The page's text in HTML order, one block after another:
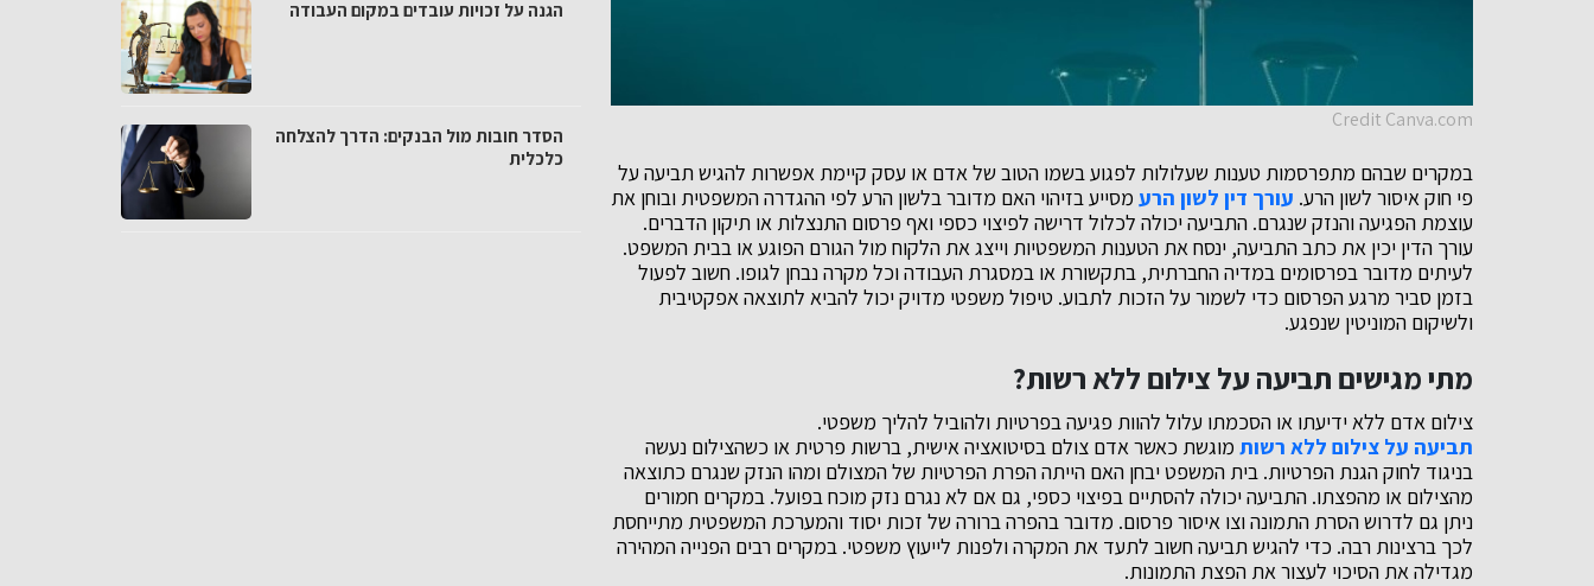
Credit Canva.com
במקרים שבהם מתפרסמות טענות שעלולות לפגוע בשמו הטוב של אדם או עסק קיימת אפשרות להגיש תביעה על
פי חוק איסור לשון הרע. עורך דין לשון הרע מסייע בזיהוי האם מדובר בלשון הרע לפי ההגדרה המשפטית ובוחן את
עוצמת הפגיעה והנזק שנגרם. התביעה יכולה לכלול דרישה לפיצוי כספי ואף פרסום התנצלות או תיקון הדברים.
עורך הדין יכין את כתב התביעה, ינסח את הטענות המשפטיות וייצג את הלקוח מול הגורם הפוגע או בבית המשפט.
לעיתים מדובר בפרסומים במדיה החברתית, בתקשורת או במסגרת העבודה וכל מקרה נבחן לגופו. חשוב לפעול
בזמן סביר מרגע הפרסום כדי לשמור על הזכות לתבוע. טיפול משפטי מדויק יכול להביא לתוצאה אפקטיבית
ולשיקום המוניטין שנפגע.
מתי מגישים תביעה על צילום ללא רשות?
צילום אדם ללא ידיעתו או הסכמתו עלול להוות פגיעה בפרטיות ולהוביל להליך משפטי.
תביעה על צילום ללא רשות מוגשת כאשר אדם צולם בסיטואציה אישית, ברשות פרטית או כשהצילום נעשה
בניגוד לחוק הגנת הפרטיות. בית המשפט יבחן האם הייתה הפרת הפרטיות של המצולם ומהו הנזק שנגרם כתוצאה
מהצילום או מהפצתו. התביעה יכולה להסתיים בפיצוי כספי, גם אם לא נגרם נזק מוכח בפועל. במקרים חמורים
ניתן גם לדרוש הסרת התמונה וצו איסור פרסום. מדובר בהפרה ברורה של זכות יסוד והמערכת המשפטית מתייחסת
לכך ברצינות רבה. כדי להגיש תביעה חשוב לתעד את המקרה ולפנות לייעוץ משפטי. במקרים רבים הפנייה המהירה
מגדילה את הסיכוי לעצור את הפצת התמונות.
הגנה על זכויות עובדים במקום העבודה
הסדר חובות מול הבנקים: הדרך להצלחה
כלכלית